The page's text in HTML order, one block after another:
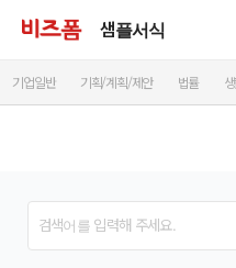
샘플서식
기업일반 기획/계획/제안 법률